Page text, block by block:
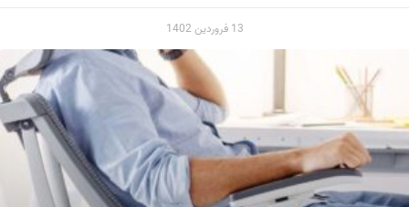
13 فروردین 1402